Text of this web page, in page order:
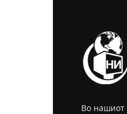
Во нашиот